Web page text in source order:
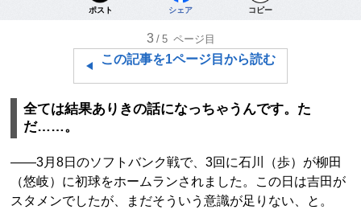
ポスト シェア コピー
3 /5 ページ目
この記事を1ページ目から読む
全ては結果ありきの話になっちゃうんです。た
だ……。
――3月8日のソフトバンク戦で、3回に石川（歩）が柳田
（悠岐）に初球をホームランされました。この日は吉田が
スタメンでしたが、まだそういう意識が足りない、と。